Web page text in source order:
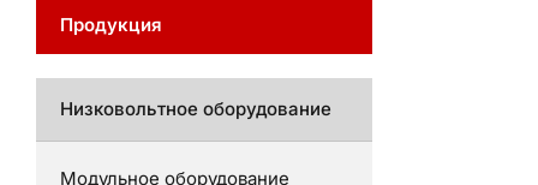
Продукция
Низковольтное оборудование
Модульное оборудование